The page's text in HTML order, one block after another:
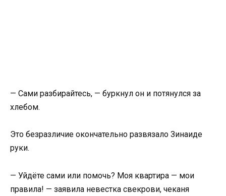
— Сами разбирайтесь, — буркнул он и потянулся за
хлебом.
Это безразличие окончательно развязало Зинаиде
руки.
— Уйдёте сами или помочь? Моя квартира — мои
правила! — заявила невестка свекрови, чеканя